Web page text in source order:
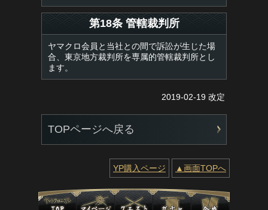
第18条 管轄裁判所
ヤマクロ会員と当社との間で訴訟が生じた場
合、東京地方裁判所を専属的管轄裁判所とし
ます。
2019-02-19 改定
TOPページへ戻る
YP購入ページ ▲画面TOPへ